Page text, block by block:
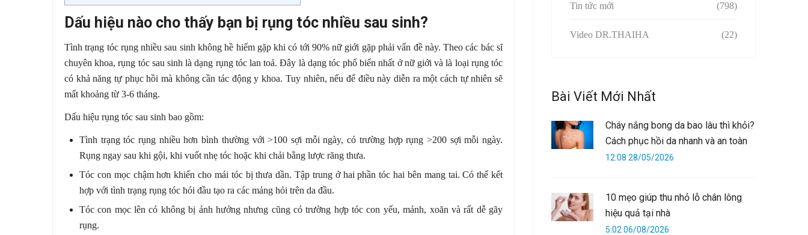
Dấu hiệu nào cho thấy bạn bị rụng tóc nhiều sau sinh?
Tình trạng tóc rụng nhiều sau sinh không hề hiếm gặp khi có tới 90% nữ giới gặp phải vấn đề này. Theo các bác sĩ
chuyên khoa, rụng tóc sau sinh là dạng rụng tóc lan toả. Đây là dạng tóc phổ biến nhất ở nữ giới và là loại rụng tóc
có khả năng tự phục hồi mà không cần tác động y khoa. Tuy nhiên, nếu để điều này diễn ra một cách tự nhiên sẽ
mất khoảng từ 3-6 tháng.
Dấu hiệu rụng tóc sau sinh bao gồm:
Tình trạng tóc rụng nhiều hơn bình thường với >100 sợi mỗi ngày, có trường hợp rụng >200 sợi mỗi ngày.
Rụng ngay sau khi gội, khi vuốt nhẹ tóc hoặc khi chải bằng lược răng thưa.
Tóc con mọc chậm hơn khiến cho mái tóc bị thưa dần. Tập trung ở hai phần tóc hai bên mang tai. Có thể kết
hợp với tình trạng rụng tóc hói đầu tạo ra các mảng hỏi trên da đầu.
Tóc con mọc lên có không bị ảnh hưởng nhưng cũng có trường hợp tóc con yếu, mảnh, xoăn và rất dễ gãy
rụng.
Tin tức mới (798)
Video DR.THAIHA (22)
Bài Viết Mới Nhất
Cháy nắng bong da bao lâu thì khỏi?
Cách phục hồi da nhanh và an toàn
12:08 28/05/2026
10 mẹo giúp thu nhỏ lỗ chân lông
hiệu quả tại nhà
5:02 06/08/2026